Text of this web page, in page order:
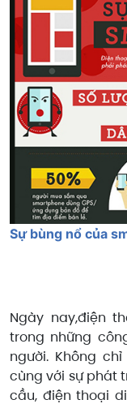
Sự bùng nổ của
Ngày nay,điện
trong những
người. Không
cùng với sự phát
cầu, điện thoại